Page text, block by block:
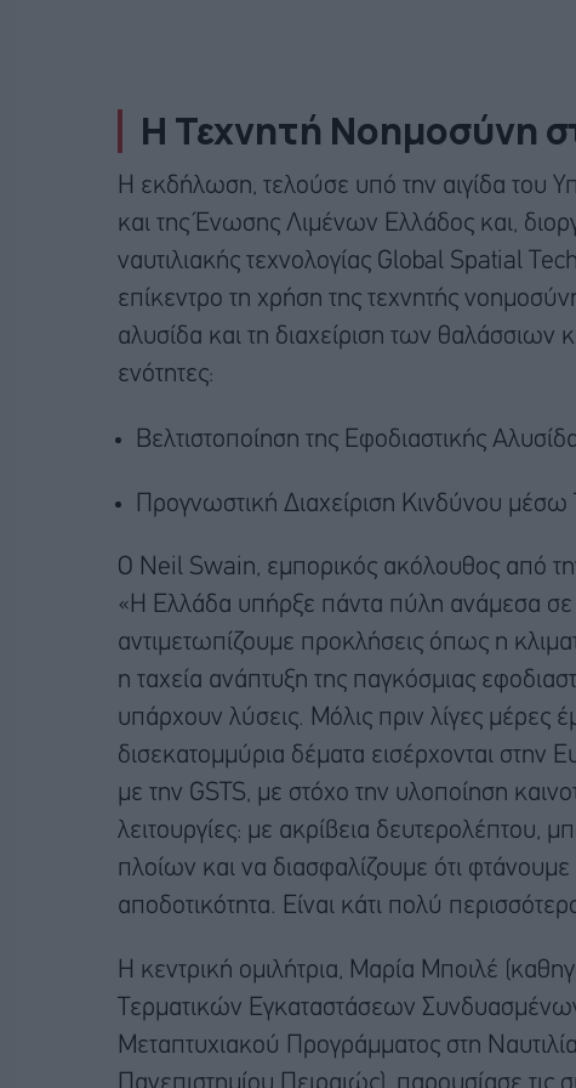
Η Τεχνητή Νοημοσύνη
Η εκδήλωση, τελούσε υπό την αιγίδα του
και της Ένωσης Λιμένων Ελλάδος και,
ναυτιλιακής τεχνολογίας Global Spatial
επίκεντρο τη χρήση της τεχνητής
αλυσίδα και τη διαχείριση των
ενότητες:
Βελτιστοποίηση της Εφοδιαστικής
Προγνωστική Διαχείριση Κινδύνου
Ο Neil Swain, εμπορικός ακόλουθος από
«Η Ελλάδα υπήρξε πάντα πύλη ανάμεσα
αντιμετωπίζουμε προκλήσεις όπως η
η ταχεία ανάπτυξη της παγκόσμιας
υπάρχουν λύσεις. Μόλις πριν λίγες
δισεκατομμύρια δέματα εισέρχονται
με την GSTS, με στόχο την υλοποίηση
λειτουργίες: με ακρίβεια
πλοίων και να διασφαλίζουμε ότι
αποδοτικότητα. Είναι κάτι πολύ
Η κεντρική ομιλήτρια, Μαρία Μποιλέ
Τερματικών Εγκαταστάσεων
Μεταπτυχιακού Προγράμματος στη
Πανεπιστημίου Πειραιώς), παρουσίασε τις